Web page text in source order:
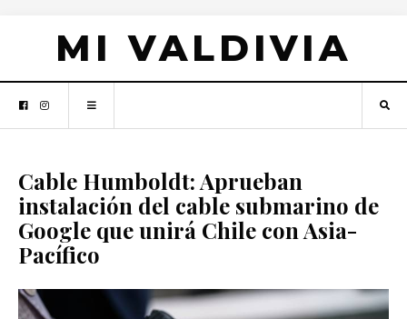
MI VALDIVIA
Cable Humboldt: Aprueban
instalación del cable submarino de
Google que unirá Chile con Asia-
Pacífico